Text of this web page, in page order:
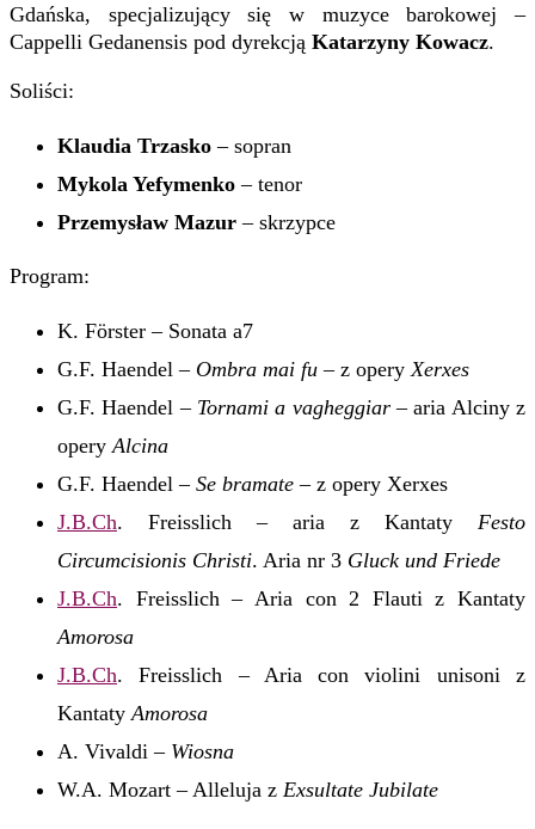
Gdańska, specjalizujący się w muzyce barokowej –
Cappelli Gedanensis pod dyrekcją Katarzyny Kowacz.
Soliści:
Klaudia Trzasko – sopran
Mykola Yefymenko – tenor
Przemysław Mazur – skrzypce
Program:
K. Förster – Sonata a7
G.F. Haendel – Ombra mai fu – z opery Xerxes
G.F. Haendel – Tornami a vagheggiar– aria Alciny z
opery Alcina
G.F. Haendel – Se bramate – z opery Xerxes
J.B.Ch. Freisslich – aria z Kantaty Festo
Circumcisionis Christi. Aria nr 3 Gluck und Friede
J.B.Ch. Freisslich – Aria con 2 Flauti z Kantaty
Amorosa
J.B.Ch. Freisslich – Aria con violini unisoni z
Kantaty Amorosa
A. Vivaldi – Wiosna
W.A. Mozart – Alleluja z Exsultate Jubilate